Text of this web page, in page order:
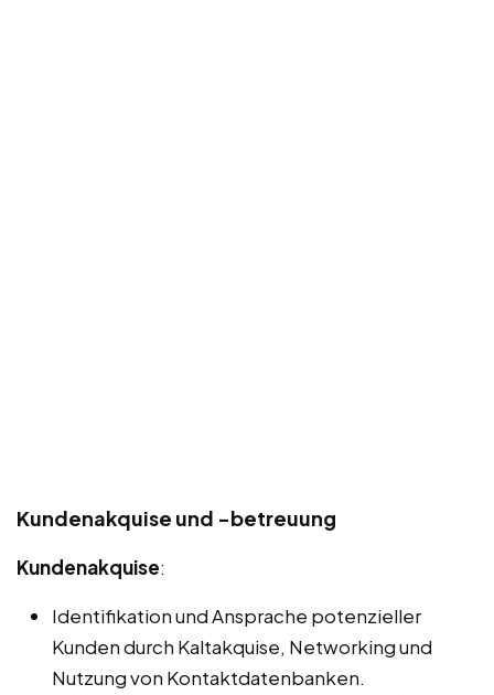
Kundenakquise und -betreuung
Kundenakquise:
Identifikation und Ansprache potenzieller
Kunden durch Kaltakquise, Networking und
Nutzung von Kontaktdatenbanken.